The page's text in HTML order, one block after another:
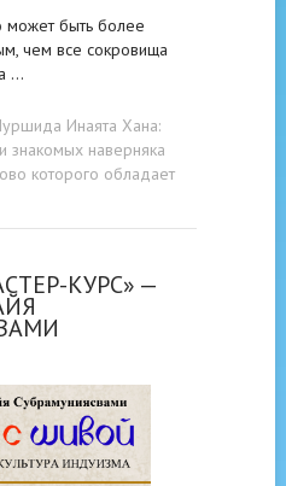
быть более
чем все сокровища
…
Инаята Хана:
наверняка
которого обладает
КУРС» —